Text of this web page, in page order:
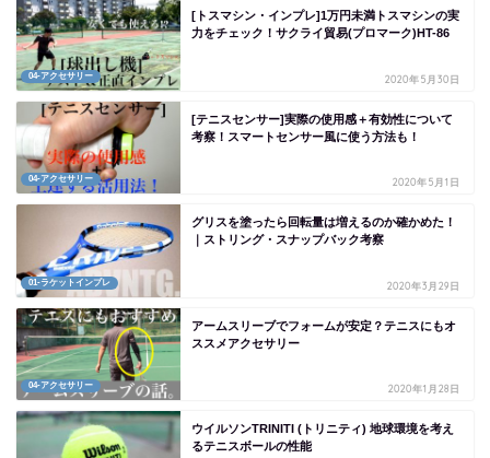
04-アクセサリー
[トスマシン・インプレ]1万円未満トスマシンの実
力をチェック！サクライ貿易(プロマーク)HT-86
2020年5月30日
04-アクセサリー
[テニスセンサー]実際の使用感＋有効性について
考察！スマートセンサー風に使う方法も！
2020年5月1日
01-ラケットインプレ
グリスを塗ったら回転量は増えるのか確かめた！
｜ストリング・スナップバック考察
2020年3月29日
04-アクセサリー
アームスリーブでフォームが安定？テニスにもオ
ススメアクセサリー
2020年1月28日
ウイルソンTRINITI (トリニティ) 地球環境を考え
るテニスボールの性能